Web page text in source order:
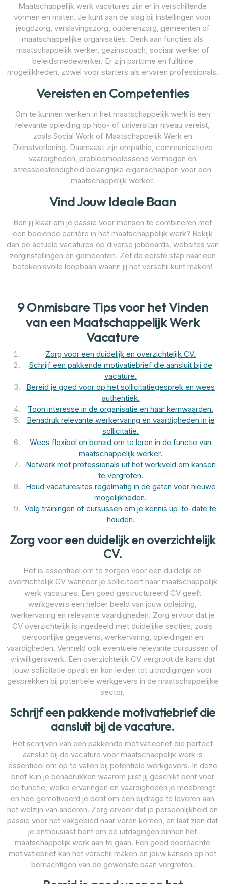
Maatschappelijk werk vacatures zijn er in verschillende
vormen en maten. Je kunt aan de slag bij instellingen voor
jeugdzorg, verslavingszorg, ouderenzorg, gemeenten of
maatschappelijke organisaties. Denk aan functies als
maatschappelijk werker, gezinscoach, sociaal werker of
beleidsmedewerker. Er zijn parttime en fulltime
mogelijkheden, zowel voor starters als ervaren professionals.
Vereisten en Competenties
Om te kunnen werken in het maatschappelijk werk is een
relevante opleiding op hbo- of universitair niveau vereist,
zoals Social Work of Maatschappelijk Werk en
Dienstverlening. Daarnaast zijn empathie, communicatieve
vaardigheden, probleemoplossend vermogen en
stressbestendigheid belangrijke eigenschappen voor een
maatschappelijk werker.
Vind Jouw Ideale Baan
Ben jij klaar om je passie voor mensen te combineren met
een boeiende carrière in het maatschappelijk werk? Bekijk
dan de actuele vacatures op diverse jobboards, websites van
zorginstellingen en gemeenten. Zet de eerste stap naar een
betekenisvolle loopbaan waarin jij het verschil kunt maken!
9 Onmisbare Tips voor het Vinden
van een Maatschappelijk Werk
Vacature
Zorg voor een duidelijk en overzichtelijk CV.
Schrijf een pakkende motivatiebrief die aansluit bij de
vacature.
Bereid je goed voor op het sollicitatiegesprek en wees
authentiek.
Toon interesse in de organisatie en haar kernwaarden.
Benadruk relevante werkervaring en vaardigheden in je
sollicitatie.
Wees flexibel en bereid om te leren in de functie van
maatschappelijk werker.
Netwerk met professionals uit het werkveld om kansen
te vergroten.
Houd vacaturesites regelmatig in de gaten voor nieuwe
mogelijkheden.
Volg trainingen of cursussen om je kennis up-to-date te
houden.
Zorg voor een duidelijk en overzichtelijk
CV.
Het is essentieel om te zorgen voor een duidelijk en
overzichtelijk CV wanneer je solliciteert naar maatschappelijk
werk vacatures. Een goed gestructureerd CV geeft
werkgevers een helder beeld van jouw opleiding,
werkervaring en relevante vaardigheden. Zorg ervoor dat je
CV overzichtelijk is ingedeeld met duidelijke secties, zoals
persoonlijke gegevens, werkervaring, opleidingen en
vaardigheden. Vermeld ook eventuele relevante cursussen of
vrijwilligerswerk. Een overzichtelijk CV vergroot de kans dat
jouw sollicitatie opvalt en kan leiden tot uitnodigingen voor
gesprekken bij potentiële werkgevers in de maatschappelijke
sector.
Schrijf een pakkende motivatiebrief die
aansluit bij de vacature.
Het schrijven van een pakkende motivatiebrief die perfect
aansluit bij de vacature voor maatschappelijk werk is
essentieel om op te vallen bij potentiële werkgevers. In deze
brief kun je benadrukken waarom juist jij geschikt bent voor
de functie, welke ervaringen en vaardigheden je meebrengt
en hoe gemotiveerd je bent om een bijdrage te leveren aan
het welzijn van anderen. Zorg ervoor dat je persoonlijkheid en
passie voor het vakgebied naar voren komen, en laat zien dat
je enthousiast bent om de uitdagingen binnen het
maatschappelijk werk aan te gaan. Een goed doordachte
motivatiebrief kan het verschil maken en jouw kansen op het
bemachtigen van de gewenste baan vergroten.